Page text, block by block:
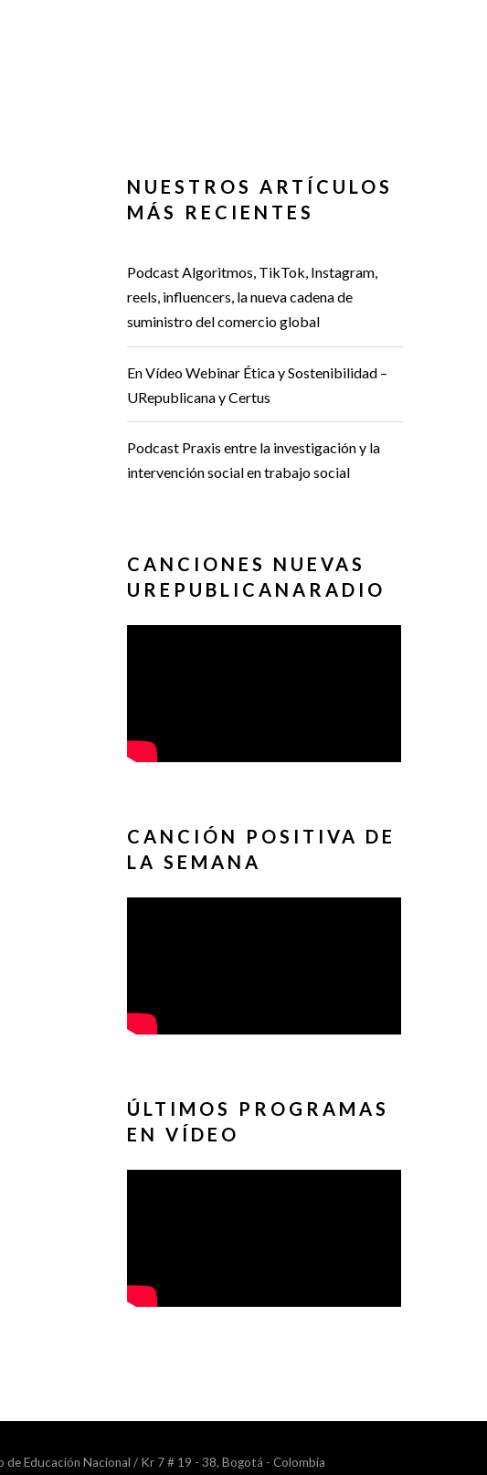
NUESTROS ARTÍCULOS
MÁS RECIENTES
Podcast Algoritmos, TikTok, Instagram,
reels, influencers, la nueva cadena de
suministro del comercio global
En Vídeo Webinar Ética y Sostenibilidad –
URepublicana y Certus
Podcast Praxis entre la investigación y la
intervención social en trabajo social
CANCIONES NUEVAS
UREPUBLICANARADIO
CANCIÓN POSITIVA DE
LA SEMANA
ÚLTIMOS PROGRAMAS
EN VÍDEO
Educación Nacional / Kr 7 # 19 - 38, Bogotá - Colombia